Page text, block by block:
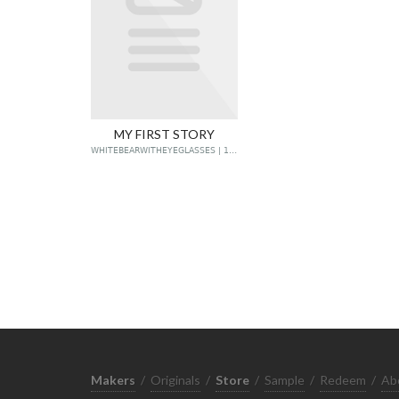
MY FIRST STORY
WHITEBEARWITHEYEGLASSES | 1 POST
Makers / Originals / Store / Sample / Redeem /